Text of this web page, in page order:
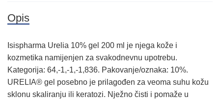
Opis
Isispharma Urelia 10% gel 200 ml je njega kože i
kozmetika namijenjen za svakodnevnu upotrebu.
Kategorija: 64,-1,-1,-1,836. Pakovanje/oznaka: 10%.
URELIA® gel posebno je prilagođen za veoma suhu kožu
sklonu skaliranju ili keratozi. Nježno čisti i pomaže u